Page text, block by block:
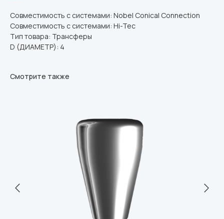
Совместимость с системами: Nobel Conical Connection
Совместимость с системами: Hi-Tec
Тип товара: Трансферы
D (ДИАМЕТР): 4
Смотрите также